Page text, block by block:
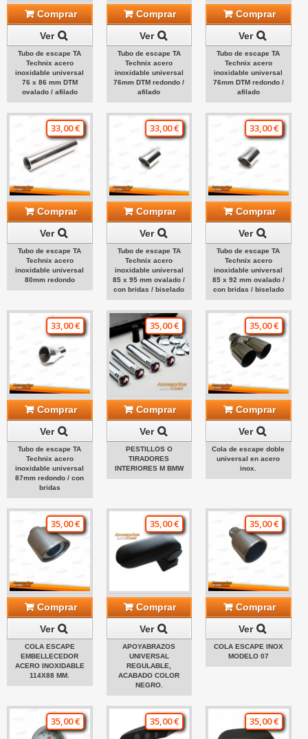
Comprar
Ver
Tubo de escape TA
Technix acero
inoxidable universal
76 x 86 mm DTM
ovalado / afilado
Comprar
Ver
Tubo de escape TA
Technix acero
inoxidable universal
76mm DTM redondo /
afilado
Comprar
Ver
Tubo de escape TA
Technix acero
inoxidable universal
76mm DTM redondo /
afilado
33,00 €
Comprar
Ver
Tubo de escape TA
Technix acero
inoxidable universal
80mm redondo
33,00 €
Comprar
Ver
Tubo de escape TA
Technix acero
inoxidable universal
85 x 95 mm ovalado /
con bridas / biselado
33,00 €
Comprar
Ver
Tubo de escape TA
Technix acero
inoxidable universal
85 x 92 mm ovalado /
con bridas / biselado
33,00 €
Comprar
Ver
Tubo de escape TA
Technix acero
inoxidable universal
87mm redondo / con
bridas
35,00 €
Comprar
Ver
PESTILLOS O
TIRADORES
INTERIORES M BMW
35,00 €
Comprar
Ver
Cola de escape doble
universal en acero
inox.
35,00 €
Comprar
Ver
COLA ESCAPE
EMBELLECEDOR
ACERO INOXIDABLE
114X88 MM.
35,00 €
Comprar
Ver
APOYABRAZOS
UNIVERSAL
REGULABLE,
ACABADO COLOR
NEGRO.
35,00 €
Comprar
Ver
COLA ESCAPE INOX
MODELO 07
35,00 € 35,00 € 35,00 €